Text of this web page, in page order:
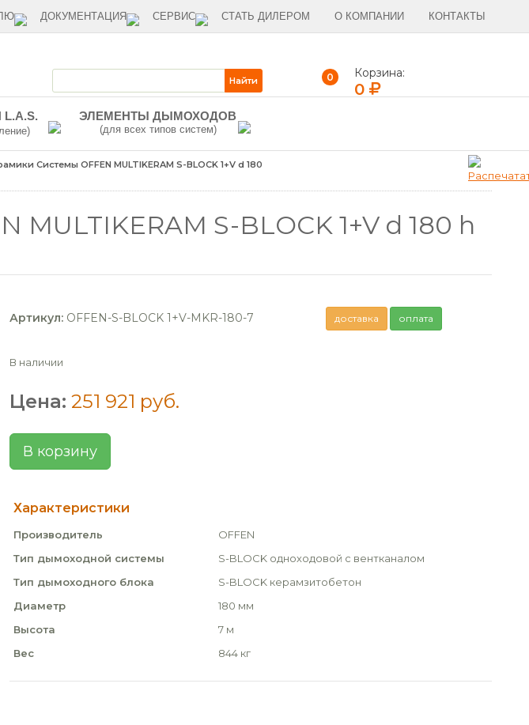
ДОКУМЕНТАЦИЯ СЕРВИС СТАТЬ ДИЛЕРОМ О КОМПАНИИ КОНТАКТЫ
0 Корзина:
0
ЭЛЕМЕНТЫ ДЫМОХОДОВ
(для всех типов систем)
Системы OFFEN MULTIKERAM S-BLOCK 1+V d 180
S-BLOCK 1+V d 180 h
Артикул: OFFEN-S-BLOCK 1+V-MKR-180-7 доставка оплата
В наличии
Цена: 251 921 руб.
В корзину
Характеристики
Производитель
OFFEN
Тип дымоходной системы
S-BLOCK одноходовой с вентканалом
Тип дымоходного блока
S-BLOCK керамзитобетон
Диаметр
180 мм
Высота
7 м
Вес
844 кг